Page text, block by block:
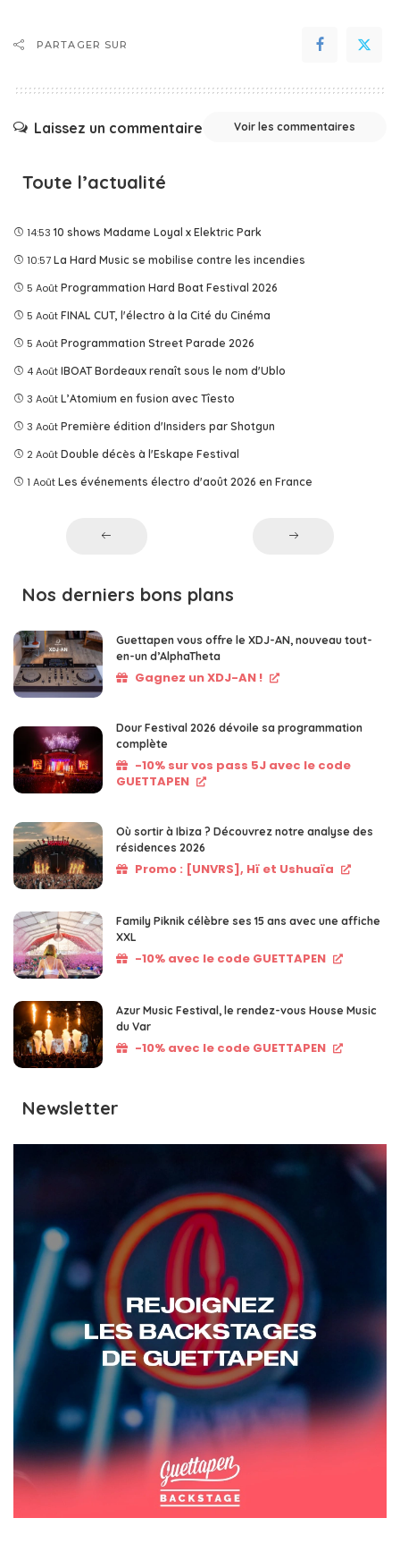
PARTAGER SUR
Laissez un commentaire Voir les commentaires
Toute l’actualité
14:53 10 shows Madame Loyal x Elektric Park
10:57 La Hard Music se mobilise contre les incendies
5 Août Programmation Hard Boat Festival 2026
5 Août FINAL CUT, l'électro à la Cité du Cinéma
5 Août Programmation Street Parade 2026
4 Août IBOAT Bordeaux renaît sous le nom d'Ublo
3 Août L’Atomium en fusion avec Tîesto
3 Août Première édition d'Insiders par Shotgun
2 Août Double décès à l'Eskape Festival
1 Août Les événements électro d'août 2026 en France
Nos derniers bons plans
Guettapen vous offre le XDJ-AN, nouveau tout-
en-un d’AlphaTheta
Gagnez un XDJ-AN !
Dour Festival 2026 dévoile sa programmation
complète
-10% sur vos pass 5J avec le code
GUETTAPEN
Où sortir à Ibiza ? Découvrez notre analyse des
résidences 2026
Promo : [UNVRS], Hï et Ushuaïa
Family Piknik célèbre ses 15 ans avec une affiche
XXL
-10% avec le code GUETTAPEN
Azur Music Festival, le rendez-vous House Music
du Var
-10% avec le code GUETTAPEN
Newsletter